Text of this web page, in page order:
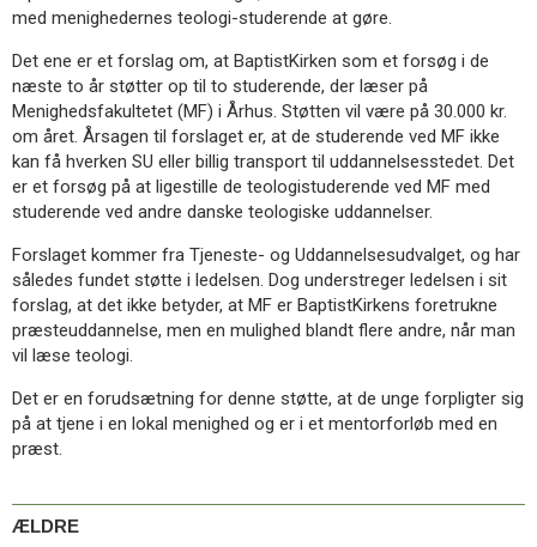
6.0:
Mission
BaptistKirken
8.0:
Kontakt
9.0:
Forside
10.0:
Nyheder
11.0:
Kalender
Inspiration
14.0:
Mission
15.0:
Om
BaptistKirken
16.0:
Kontakt
Næste
indlæg:
Skal
fortsat
bladet
med menighedernes teologi-studerende at gøre.
Det ene er et forslag om, at BaptistKirken som et forsøg i de
næste to år støtter op til to studerende, der læser på
Menighedsfakultetet (MF) i Århus. Støtten vil være på 30.000 kr.
om året. Årsagen til forslaget er, at de studerende ved MF ikke
kan få hverken SU eller billig transport til uddannelsesstedet. Det
er et forsøg på at ligestille de teologistuderende ved MF med
studerende ved andre danske teologiske uddannelser.
Forslaget kommer fra Tjeneste- og Uddannelsesudvalget, og har
således fundet støtte i ledelsen. Dog understreger ledelsen i sit
forslag, at det ikke betyder, at MF er BaptistKirkens foretrukne
præsteuddannelse, men en mulighed blandt flere andre, når man
vil læse teologi.
Det er en forudsætning for denne støtte, at de unge forpligter sig
på at tjene i en lokal menighed og er i et mentorforløb med en
præst.
ÆLDRE